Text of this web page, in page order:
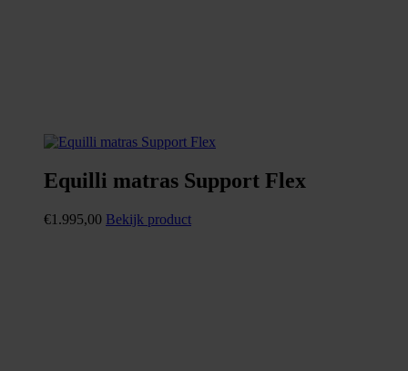
Equilli matras Support Flex
€1.995,00 Bekijk product